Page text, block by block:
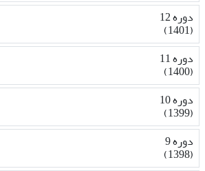
دوره 12
(1401)
دوره 11
(1400)
دوره 10
(1399)
دوره 9
(1398)